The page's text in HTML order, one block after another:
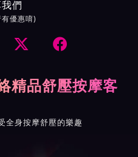
們
優惠唷)
 
精品舒壓按摩客
全身按摩舒壓的樂趣